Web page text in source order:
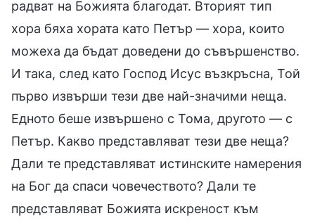
радват на Божията благодат. Вторият тип
хора бяха хората като Петър — хора, които
можеха да бъдат доведени до съвършенство.
И така, след като Господ Исус възкръсна, Той
първо извърши тези две най-значими неща.
Едното беше извършено с Тома, другото — с
Петър. Какво представляват тези две неща?
Дали те представляват истинските намерения
на Бог да спаси човечеството? Дали те
представляват Божията искреност към